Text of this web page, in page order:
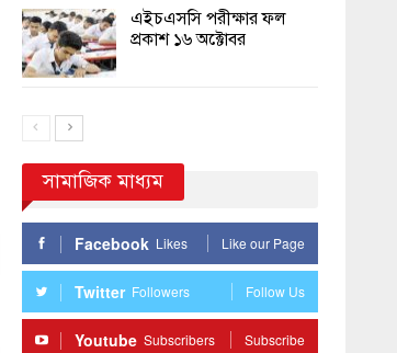
এইচএসসি পরীক্ষার ফল
প্রকাশ ১৬ অক্টোবর
সামাজিক মাধ্যম
Facebook Likes Like our Page
Twitter Followers Follow Us
Youtube Subscribers Subscribe